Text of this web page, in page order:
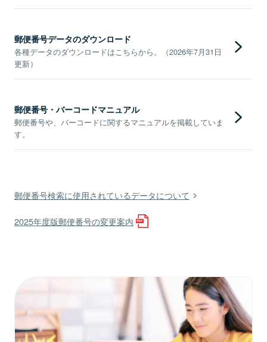
郵便番号データのダウンロード
各種データのダウンロードはこちらから。（2026年7月31日
更新）
郵便番号・バーコードマニュアル
郵便番号や、バーコードに関するマニュアルを掲載していま
す。
郵便番号検索に使用されているデータについて
2025年度版郵便番号の変更案内